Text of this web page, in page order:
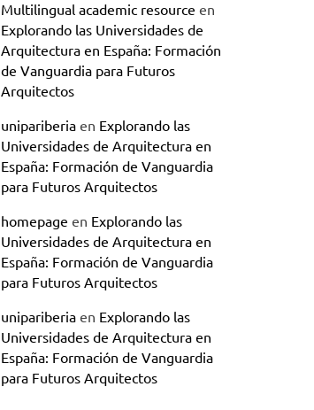
Multilingual academic resource en
Explorando las Universidades de
Arquitectura en España: Formación
de Vanguardia para Futuros
Arquitectos
unipariberiaen Explorando las
Universidades de Arquitectura en
España: Formación de Vanguardia
para Futuros Arquitectos
homepage en Explorando las
Universidades de Arquitectura en
España: Formación de Vanguardia
para Futuros Arquitectos
unipariberiaen Explorando las
Universidades de Arquitectura en
España: Formación de Vanguardia
para Futuros Arquitectos